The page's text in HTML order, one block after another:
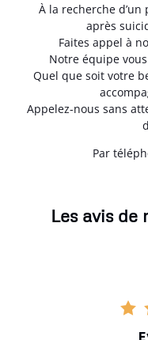
À la recherche
après
Faites appel à
Notre équipe
Quel que soit votre
Appelez-nous sans
Par
Les avis de